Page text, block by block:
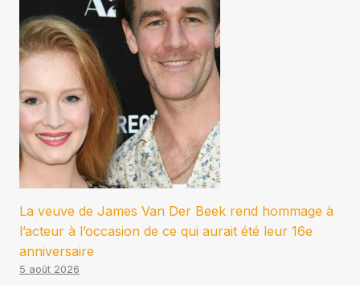
La veuve de James Van Der Beek rend hommage à
l’acteur à l’occasion de ce qui aurait été leur 16e
anniversaire
5 août 2026